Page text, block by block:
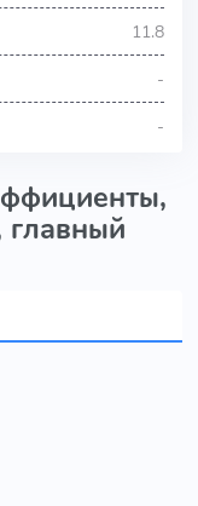
11.8
-
-
главный